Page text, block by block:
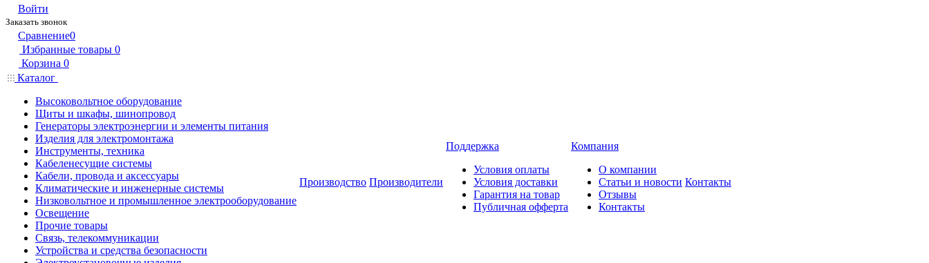
Войти
Заказать звонок
Сравнение0
Избранные товары 0
Корзина 0
Каталог
Высоковольтное оборудование
Щиты и шкафы, шинопровод
Генераторы электроэнергии и элементы питания
Изделия для электромонтажа
Инструменты, техника
Кабеленесущие системы
Кабели, провода и аксессуары
Климатические и инженерные системы
Низковольтное и промышленное электрооборудование
Освещение
Прочие товары
Связь, телекоммуникации
Устройства и средства безопасности
Производство Производители
Поддержка
Условия оплаты
Условия доставки
Гарантия на товар
Публичная офферта
Компания
О компании
Статьи и новости
Отзывы
Контакты
Контакты